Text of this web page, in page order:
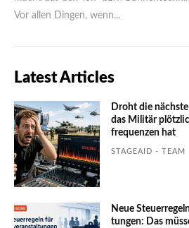
Vor allen Dingen, wenn...
Latest Articles
Droht die
das Mili­tär
fre­quen­zen hat
STAGEAID - TEAM
Neue
tungen: Das